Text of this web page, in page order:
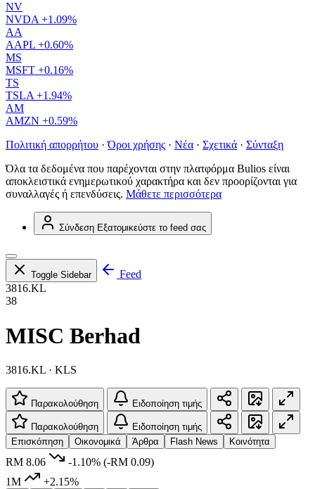
NV
NVDA +1.09%
AA
AAPL +0.60%
MS
MSFT +0.16%
TS
TSLA +1.94%
AM
AMZN +0.59%
Πολιτική απορρήτου · Όροι χρήσης · Νέα · Σχετικά · Σύνταξη
Όλα τα δεδομένα που παρέχονται στην πλατφόρμα Bulios είναι
αποκλειστικά ενημερωτικού χαρακτήρα και δεν προορίζονται για
συναλλαγές ή επενδύσεις. Μάθετε περισσότερα
Σύνδεση Εξατομικεύστε το feed σας
Toggle Sidebar
Feed
3816.KL
38
MISC Berhad
3816.KL · KLS
Παρακολούθηση Ειδοποίηση τιμής
Παρακολούθηση
Ειδοποίηση τιμής
Επισκόπηση
Οικονομικά Άρθρα Flash News Κοινότητα
RM 8.06 -1.10% (-RM 0.09)
1M
+2.15%